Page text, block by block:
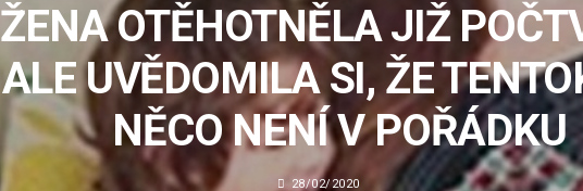
ŽENA OTĚHOTNĚLA JIŽ
ALE UVĚDOMILA SI, ŽE
NĚCO NENÍ V POŘÁDKU
28/02/2020